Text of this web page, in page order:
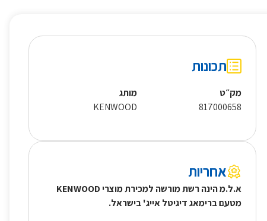
תכונות
מק״ט
817000658
מותג
KENWOOD
אחריות
א.ל.מ הינה רשת מורשה למכירת מוצרי KENWOOD
מטעם ברימאג דיגיטל אייג' בישראל.